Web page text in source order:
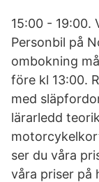
15:00 - 19:00.
Personbil på
ombokning
före kl 13:00.
med
lärarledd
ser du våra
våra priser på